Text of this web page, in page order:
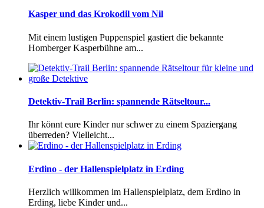
Kasper und das Krokodil vom Nil
Mit einem lustigen Puppenspiel gastiert die bekannte
Homberger Kasperbühne am...
Detektiv-Trail Berlin: spannende Rätseltour...
Ihr könnt eure Kinder nur schwer zu einem Spaziergang
überreden? Vielleicht...
Erdino - der Hallenspielplatz in Erding
Herzlich willkommen im Hallenspielplatz, dem Erdino in
Erding, liebe Kinder und...